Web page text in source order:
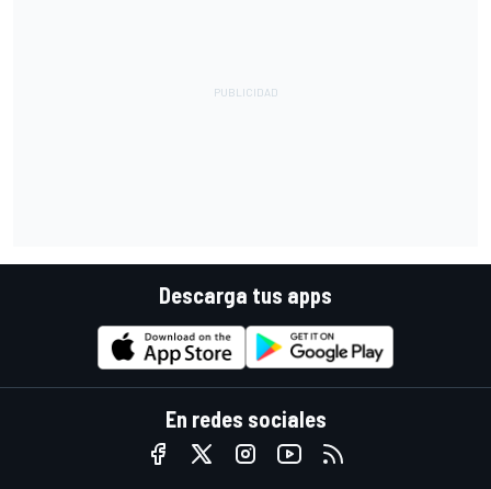
Descarga tus apps
En redes sociales